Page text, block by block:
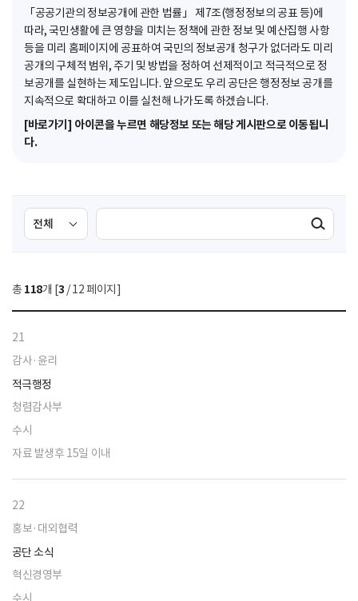
「공공기관의 정보공개에 관한 법률」 제7조(행정정보의 공표 등)에
따라, 국민생활에 큰 영향을 미치는 정책에 관한 정보 및 예산집행 사항
등을 미리 홈페이지에 공표하여 국민의 정보공개 청구가 없더라도 미리
공개의 구체적 범위, 주기 및 방법을 정하여 선제적이고 적극적으로 정
보공개를 실현하는 제도입니다. 앞으로도 우리 공단은 행정정보 공개를
지속적으로 확대하고 이를 실천해 나가도록 하겠습니다.
[바로가기] 아이콘을 누르면 해당정보 또는 해당 게시판으로 이동됩니
다.
검
색
선
택
색
검색실행
총 118개 [3 / 12 페이지]
21
감사·윤리
적극행정
청렴감사부
수시
자료 발생후 15일 이내
22
홍보·대외협력
공단 소식
혁신경영부
수시